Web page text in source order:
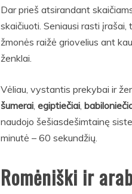
Dar prieš atsirandant
skaičiuoti. Seniausi rasti įrašai,
žmonės raižė griovelius ant
ženklai.
Vėliau, vystantis prekybai ir
šumerai egiptiečiai
naudojo šešiasdešimtainę
minutė – 60 sekundžių.
Romėniški ir